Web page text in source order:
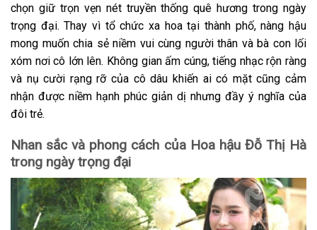
chọn giữ trọn vẹn nét truyền thống quê hương trong ngày
trọng đại. Thay vì tổ chức xa hoa tại thành phố, nàng hậu
mong muốn chia sẻ niềm vui cùng người thân và bà con lối
xóm nơi cô lớn lên. Không gian ấm cúng, tiếng nhạc rộn ràng
và nụ cười rạng rỡ của cô dâu khiến ai có mặt cũng cảm
nhận được niềm hạnh phúc giản dị nhưng đầy ý nghĩa của
đôi trẻ.
Nhan sắc và phong cách của Hoa hậu Đỗ Thị Hà
trong ngày trọng đại